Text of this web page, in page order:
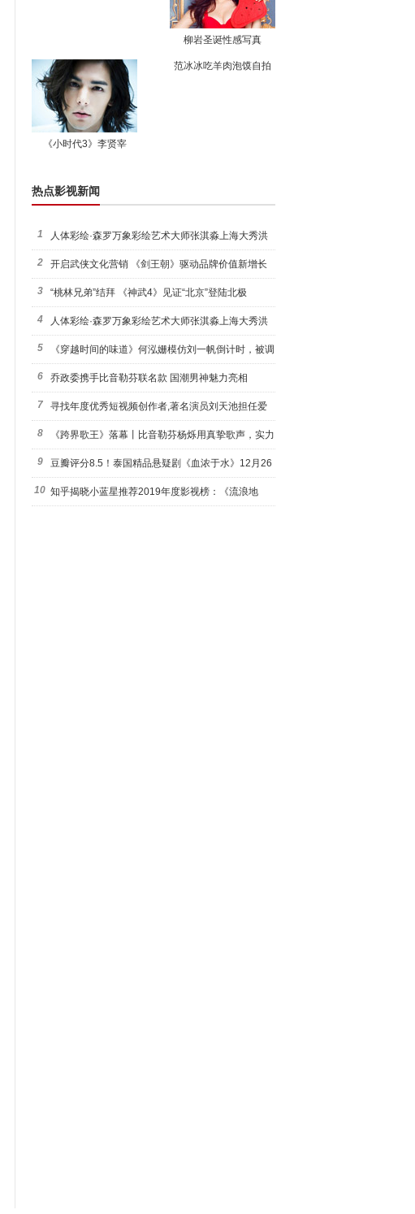
柳岩圣诞性感写真
《小时代3》李贤宰
范冰冰吃羊肉泡馍自拍
热点影视新闻
1 人体彩绘·森罗万象彩绘艺术大师张淇淼上海大秀洪
荒宇宙
2 开启武侠文化营销 《剑王朝》驱动品牌价值新增长
3 “桃林兄弟”结拜 《神武4》见证“北京”登陆北极
4 人体彩绘·森罗万象彩绘艺术大师张淇淼上海大秀洪
荒宇宙
5 《穿越时间的味道》何泓姗模仿刘一帆倒计时，被调
侃“学人
6 乔政委携手比音勒芬联名款 国潮男神魅力亮相
7 寻找年度优秀短视频创作者,著名演员刘天池担任爱
奇艺号"奇
8 《跨界歌王》落幕丨比音勒芬杨烁用真挚歌声，实力
圈粉!
9 豆瓣评分8.5！泰国精品悬疑剧《血浓于水》12月26
日西瓜视
10 知乎揭晓小蓝星推荐2019年度影视榜：《流浪地